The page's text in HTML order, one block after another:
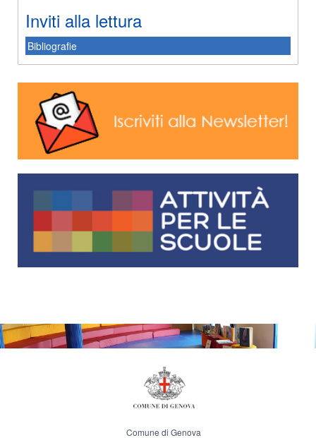
Inviti alla lettura
Bibliografie
Comune di Genova